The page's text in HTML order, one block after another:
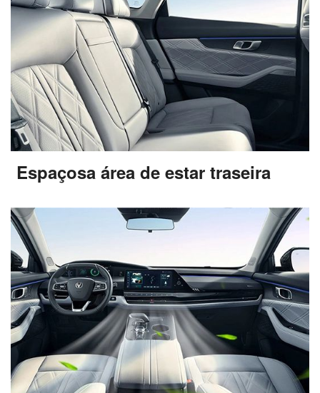
Espaçosa área de estar traseira